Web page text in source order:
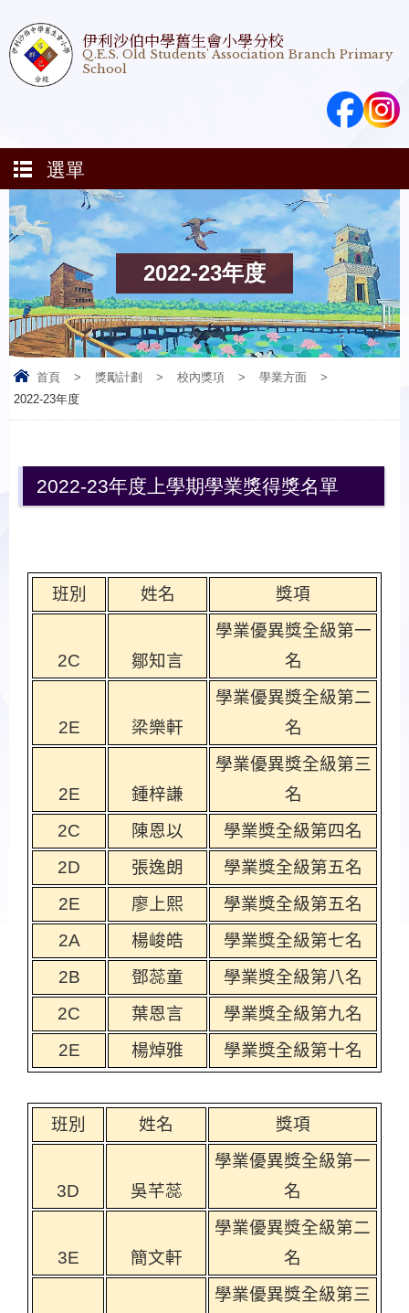
伊利沙伯中學舊生會小學分校
Q.E.S. Old Students' Association Branch Primary
School
選單
2022-23年度
首頁 > 獎勵計劃 > 校內獎項 > 學業方面
>
2022-23年度
2022-23年度上學期學業獎得獎名單
班別 姓名 獎項
2C 鄒知言
學業優異獎全級第一
名
2E 梁樂軒
學業優異獎全級第二
名
2E 鍾梓謙
學業優異獎全級第三
名
2C
陳恩以
學業獎全級第四名
2D
張逸朗
學業獎全級第五名
2E
廖上熙
學業獎全級第五名
2A
楊峻皓
學業獎全級第七名
2B
鄧蕊童
學業獎全級第八名
2C
葉恩言
學業獎全級第九名
2E
楊焯雅 學業獎全級第十名
班別 姓名 獎項
3D 吳芊蕊
學業優異獎全級第一
名
3E 簡文軒
學業優異獎全級第二
名
學業優異獎全級第三